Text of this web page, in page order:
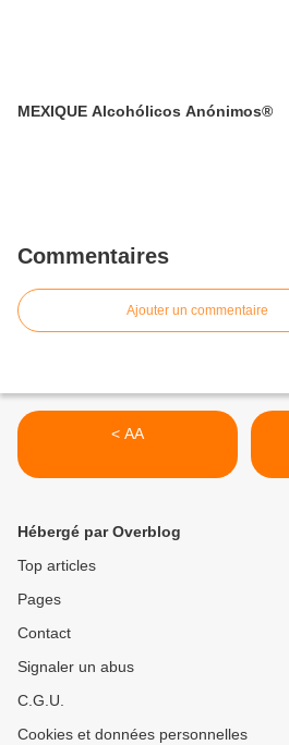
MEXIQUE Alcohólicos Anónimos®
Commentaires
Ajouter un commentaire
< AA
Hébergé par Overblog
Top articles
Pages
Contact
Signaler un abus
C.G.U.
Cookies et données personnelles